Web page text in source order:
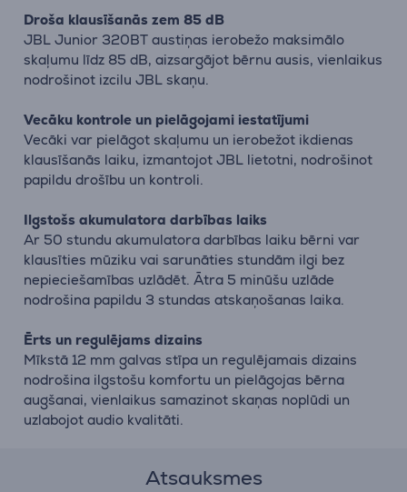
Droša klausīšanās zem 85 dB
JBL Junior 320BT austiņas ierobežo maksimālo
skaļumu līdz 85 dB, aizsargājot bērnu ausis, vienlaikus
nodrošinot izcilu JBL skaņu.
Vecāku kontrole un pielāgojami iestatījumi
Vecāki var pielāgot skaļumu un ierobežot ikdienas
klausīšanās laiku, izmantojot JBL lietotni, nodrošinot
papildu drošību un kontroli.
Ilgstošs akumulatora darbības laiks
Ar 50 stundu akumulatora darbības laiku bērni var
klausīties mūziku vai sarunāties stundām ilgi bez
nepieciešamības uzlādēt. Ātra 5 minūšu uzlāde
nodrošina papildu 3 stundas atskaņošanas laika.
Ērts un regulējams dizains
Mīkstā 12 mm galvas stīpa un regulējamais dizains
nodrošina ilgstošu komfortu un pielāgojas bērna
augšanai, vienlaikus samazinot skaņas noplūdi un
uzlabojot audio kvalitāti.
Atsauksmes